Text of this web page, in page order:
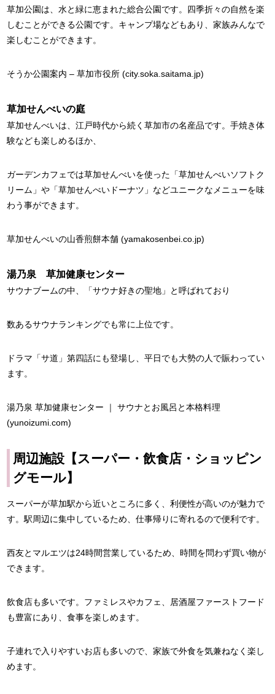
草加公園は、水と緑に恵まれた総合公園です。四季折々の自然を楽
しむことができる公園です。キャンプ場などもあり、家族みんなで
楽しむことができます。
そうか公園案内 – 草加市役所 (city.soka.saitama.jp)
草加せんべいの庭
草加せんべいは、江戸時代から続く草加市の名産品です。手焼き体
験なども楽しめるほか、
ガーデンカフェでは草加せんべいを使った「草加せんべいソフトク
リーム」や「草加せんべいドーナツ」などユニークなメニューを味
わう事ができます。
草加せんべいの山香煎餅本舗 (yamakosenbei.co.jp)
湯乃泉 草加健康センター
サウナブームの中、「サウナ好きの聖地」と呼ばれており
数あるサウナランキングでも常に上位です。
ドラマ「サ道」第四話にも登場し、平日でも大勢の人で賑わってい
ます。
湯乃泉 草加健康センター ｜ サウナとお風呂と本格料理
(yunoizumi.com)
周辺施設【スーパー・飲食店・ショッピン
グモール】
スーパーが草加駅から近いところに多く、利便性が高いのが魅力で
す。駅周辺に集中しているため、仕事帰りに寄れるので便利です。
西友とマルエツは24時間営業しているため、時間を問わず買い物が
できます。
飲食店も多いです。ファミレスやカフェ、居酒屋ファーストフード
も豊富にあり、食事を楽しめます。
子連れで入りやすいお店も多いので、家族で外食を気兼ねなく楽し
めます。